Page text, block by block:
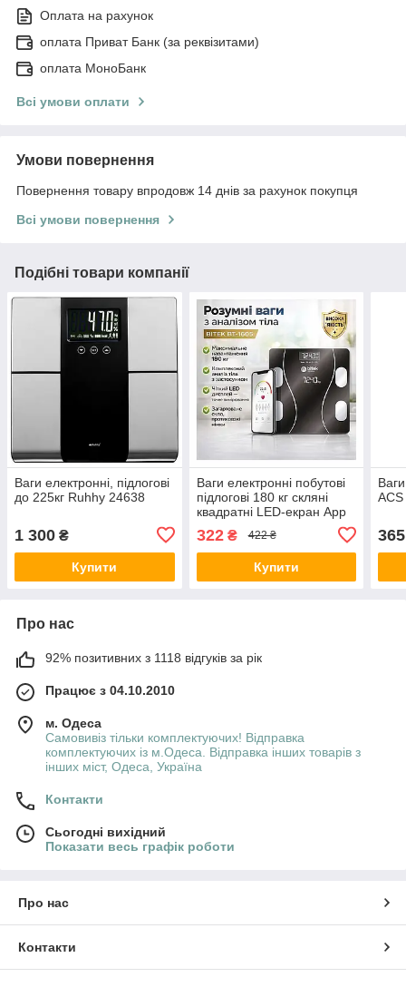
Оплата на рахунок
оплата Приват Банк (за реквізитами)
оплата МоноБанк
Всі умови оплати
Умови повернення
Повернення товару впродовж 14 днів за рахунок покупця
Всі умови повернення
Подібні товари компанії
Ваги електронні, підлогові
до 225кг Ruhhy 24638
1 300 ₴
Купити
Ваги електронні побутові
підлогові 180 кг скляні
квадратні LED-екран App
322₴ 422 ₴
Купити
Про нас
92% позитивних з 1118 відгуків за рік
Працює з 04.10.2010
м. Одеса
Самовивіз тільки комплектуючих! Відправка
комплектуючих із м.Одеса. Відправка інших товарів з
інших міст, Одеса, Україна
Контакти
Сьогодні вихідний
Показати весь графік роботи
Про нас
Контакти